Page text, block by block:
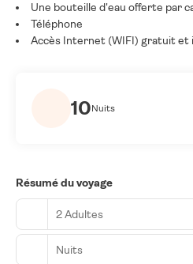
Une bouteille d'eau offerte par
Téléphone
Accès Internet (WIFI) gratuit et
10Nuits
Résumé du voyage
2 Adultes
Nuits